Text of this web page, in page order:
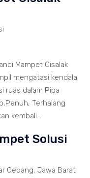
Mampet Cisalak
mengatasi kendala
ruas dalam Pipa
Terhalang
kembali...
Solusi
Gebang, Jawa Barat